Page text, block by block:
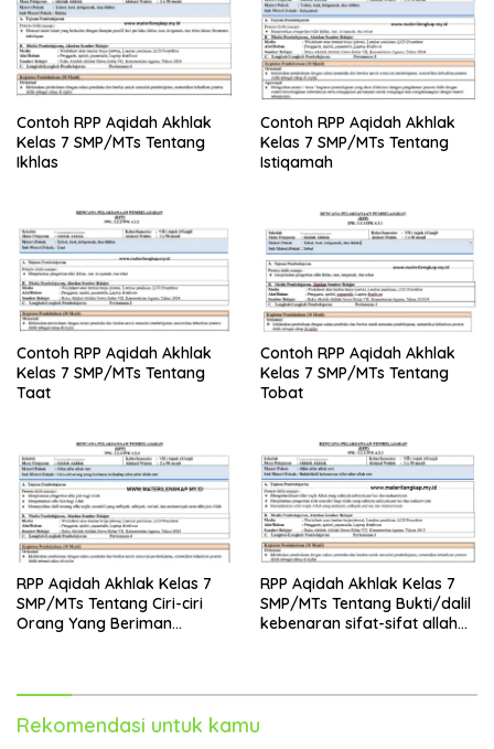
Contoh RPP Aqidah Akhlak
Kelas 7 SMP/MTs Tentang
Ikhlas
Contoh RPP Aqidah Akhlak
Kelas 7 SMP/MTs Tentang
Istiqamah
Contoh RPP Aqidah Akhlak
Kelas 7 SMP/MTs Tentang
Taat
Contoh RPP Aqidah Akhlak
Kelas 7 SMP/MTs Tentang
Tobat
RPP Aqidah Akhlak Kelas 7
SMP/MTs Tentang Ciri-ciri
Orang Yang Beriman
RPP Aqidah Akhlak Kelas 7
SMP/MTs Tentang Bukti/dalil
kebenaran sifat-sifat allah
Rekomendasi untuk kamu